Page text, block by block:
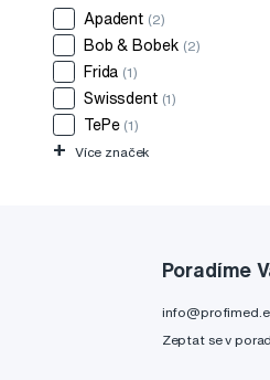
Apadent (2)
Bob & Bobek (2)
Frida (1)
Swissdent (1)
TePe (1)
+ Více značek
Poradíme
Zeptat se v